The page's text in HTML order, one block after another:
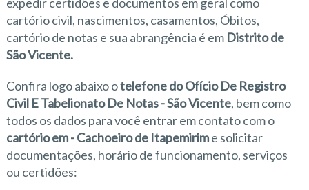
cartório civil, nascimentos, casamentos, Óbitos,
cartório de notas e sua abrangência é em Distrito de
São Vicente.
Confira logo abaixo otelefone do Ofício De Registro
Civil E Tabelionato De Notas - São Vicente, bem como
todos os dados para você entrar em contato com o
cartório em - Cachoeiro de Itapemirime solicitar
documentações, horário de funcionamento, serviços
ou certidões: